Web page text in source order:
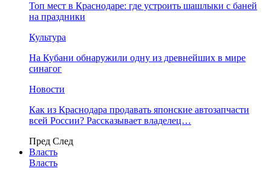
Топ мест в Краснодаре: где устроить шашлыки с баней
на праздники
Культура
На Кубани обнаружили одну из древнейших в мире
синагог
Новости
Как из Краснодара продавать японские автозапчасти
всей России? Рассказывает владелец…
Пред След
Власть
Власть